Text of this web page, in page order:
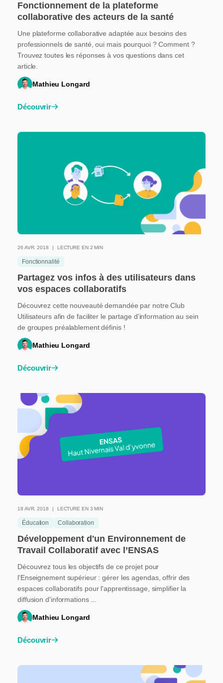
Fonctionnement de la plateforme
collaborative des acteurs de la santé
Une plateforme collaborative adaptée aux besoins des
professionnels de santé, oui mais pourquoi ? Comment ?
Trouvez toutes les réponses à vos questions dans cet
article.
Mathieu Longard
Découvrir
26 AVR. 2018 LECTURE EN 2 MIN
Fonctionnalité
Partagez vos infos à des utilisateurs dans
vos espaces collaboratifs
Découvrez cette nouveauté demandée par notre Club
Utilisateurs afin de faciliter le partage d'information au sein
de groupes préalablement définis !
Mathieu Longard
Découvrir
18 AVR. 2018 LECTURE EN 3 MIN
Éducation Collaboration
Développement d'un Environnement de
Travail Collaboratif avec l’ENSAS
Découvrez tous les objectifs de ce projet pour
l'Enseignement supérieur : gérer les agendas, offrir des
espaces collaboratifs pour l'apprentissage, simplifier la
diffusion d'informations ...
Mathieu Longard
Découvrir